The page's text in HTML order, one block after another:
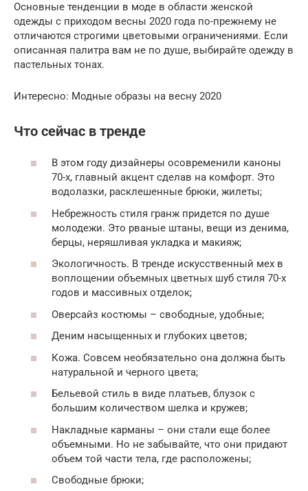
Основные тенденции в моде в области женской
одежды с приходом весны 2020 года по-прежнему не
отличаются строгими цветовыми ограничениями. Если
описанная палитра вам не по душе, выбирайте одежду в
пастельных тонах.
Интересно: Модные образы на весну 2020
Что сейчас в тренде
В этом году дизайнеры осовременили каноны
70-х, главный акцент сделав на комфорт. Это
водолазки, расклешенные брюки, жилеты;
Небрежность стиля гранж придется по душе
молодежи. Это рваные штаны, вещи из денима,
берцы, неряшливая укладка и макияж;
Экологичность. В тренде искусственный мех в
воплощении объемных цветных шуб стиля 70-х
годов и массивных отделок;
Оверсайз костюмы – свободные, удобные;
Деним насыщенных и глубоких цветов;
Кожа. Совсем необязательно она должна быть
натуральной и черного цвета;
Бельевой стиль в виде платьев, блузок с
большим количеством шелка и кружев;
Накладные карманы – они стали еще более
объемными. Но не забывайте, что они придают
объем той части тела, где расположены;
Свободные брюки;